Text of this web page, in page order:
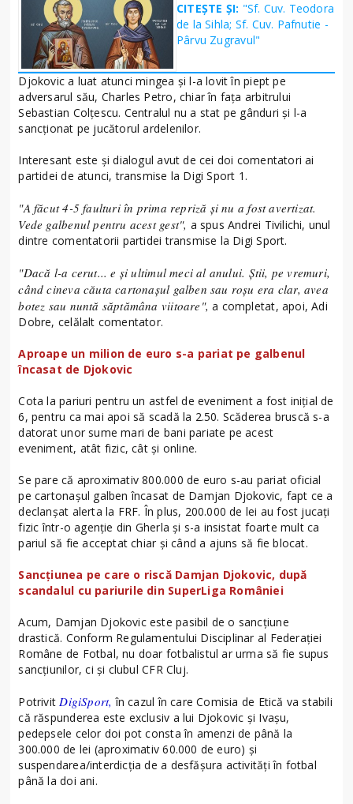
CITEȘTE ȘI: "Sf. Cuv. Teodora
de la Sihla; Sf. Cuv. Pafnutie -
Pârvu Zugravul"
Djokovic a luat atunci mingea și l-a lovit în piept pe
adversarul său, Charles Petro, chiar în fața arbitrului
Sebastian Colțescu. Centralul nu a stat pe gânduri și l-a
sancționat pe jucătorul ardelenilor.
Interesant este și dialogul avut de cei doi comentatori ai
partidei de atunci, transmise la Digi Sport 1.
"A făcut 4-5 faulturi în prima repriză și nu a fost avertizat.
Vede galbenul pentru acest gest", a spus Andrei Tivilichi, unul
dintre comentatorii partidei transmise la Digi Sport.
"Dacă l-a cerut... e și ultimul meci al anului. Știi, pe vremuri,
când cineva căuta cartonașul galben sau roșu era clar, avea
botez sau nuntă săptămâna viitoare",a completat, apoi, Adi
Dobre, celălalt comentator.
Aproape un milion de euro s-a pariat pe galbenul
încasat de Djokovic
Cota la pariuri pentru un astfel de eveniment a fost inițial de
6, pentru ca mai apoi să scadă la 2.50. Scăderea bruscă s-a
datorat unor sume mari de bani pariate pe acest
eveniment, atât fizic, cât și online.
Se pare că aproximativ 800.000 de euro s-au pariat oficial
pe cartonașul galben încasat de Damjan Djokovic, fapt ce a
declanșat alerta la FRF. În plus, 200.000 de lei au fost jucați
fizic într-o agenție din Gherla și s-a insistat foarte mult ca
pariul să fie acceptat chiar şi când a ajuns să fie blocat.
Sancțiunea pe care o riscă Damjan Djokovic, după
scandalul cu pariurile din SuperLiga României
Acum, Damjan Djokovic este pasibil de o sancțiune
drastică. Conform Regulamentului Disciplinar al Federației
Române de Fotbal, nu doar fotbalistul ar urma să fie supus
sancțiunilor, ci și clubul CFR Cluj.
PotrivitDigiSport, în cazul în care Comisia de Etică va stabili
că răspunderea este exclusiv a lui Djokovic și Ivașu,
pedepsele celor doi pot consta în amenzi de până la
300.000 de lei (aproximativ 60.000 de euro) și
suspendarea/interdicția de a desfășura activități în fotbal
până la doi ani.